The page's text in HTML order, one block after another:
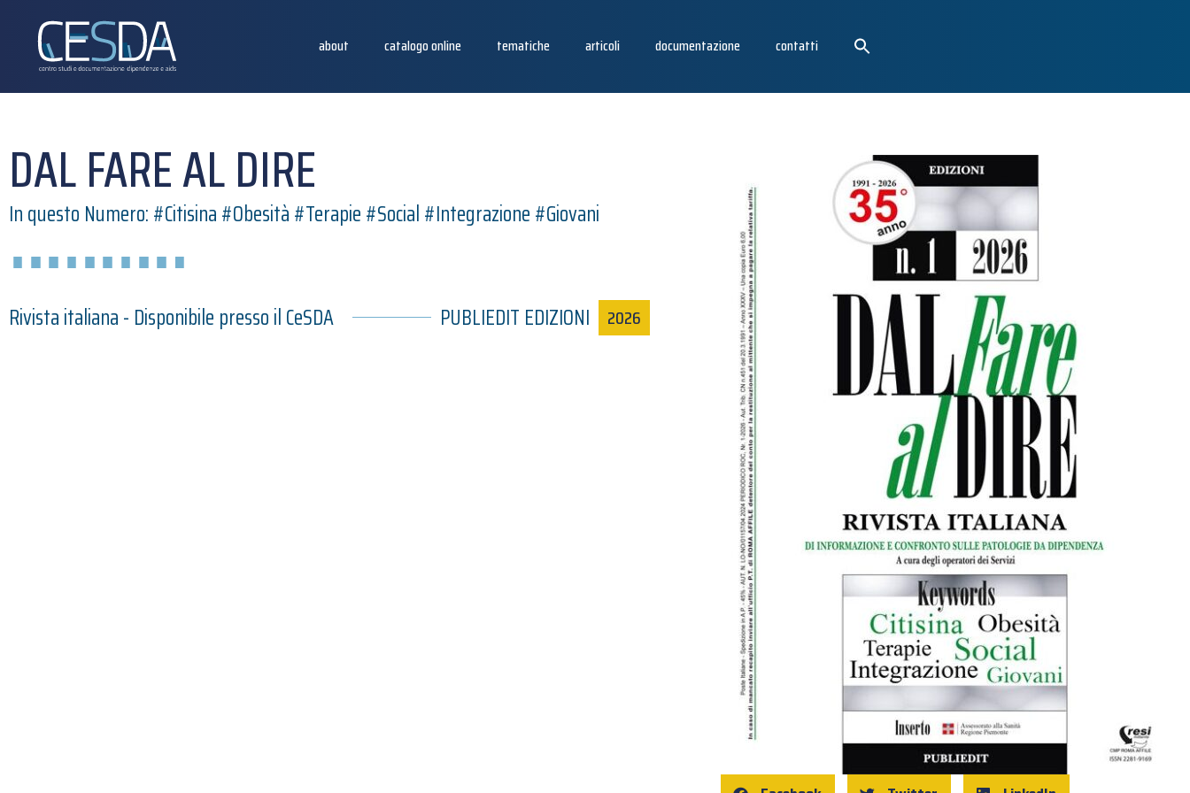
about catalogo online tematiche articoli documentazione contatti
DAL FARE AL DIRE
In questo Numero: #Citisina #Obesità #Terapie #Social #Integrazione #Giovani
Rivista italiana - Disponibile presso il CeSDA PUBLIEDIT EDIZIONI 2026